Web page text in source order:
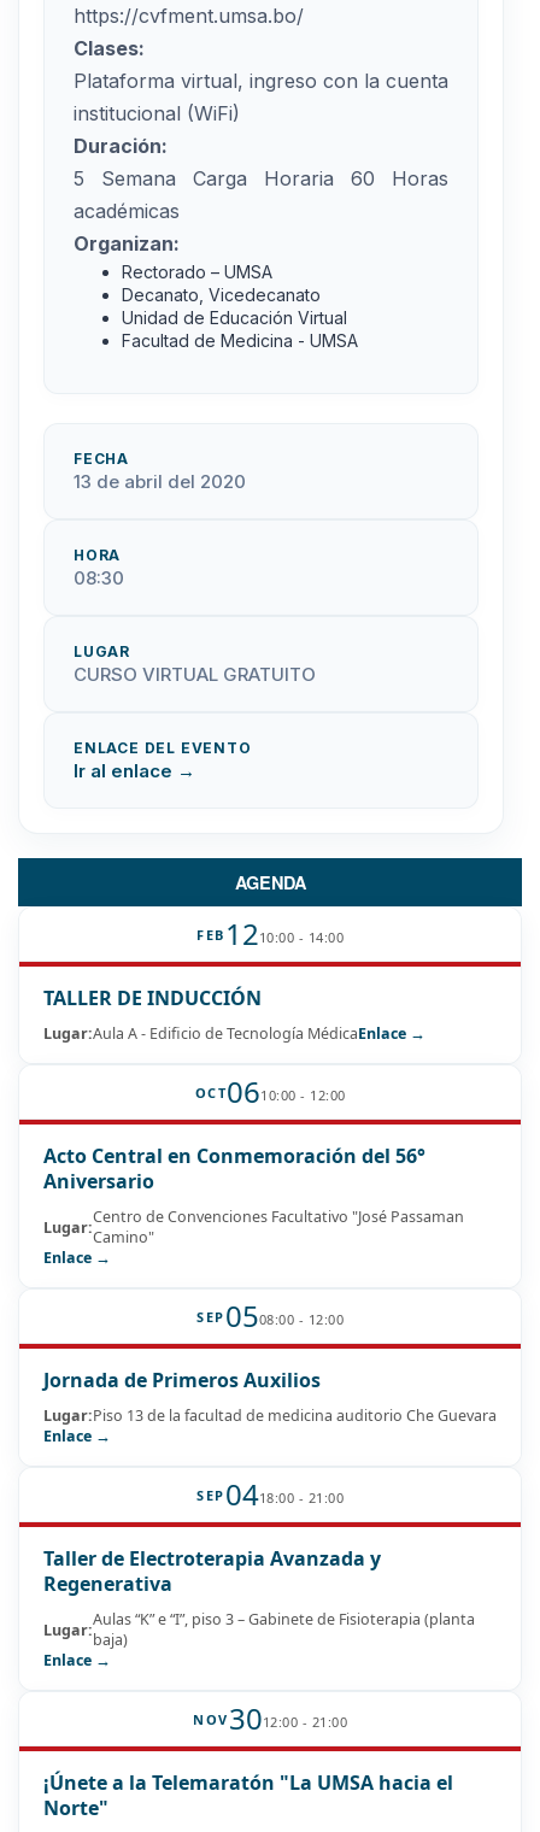
https://cvfment.umsa.bo/
Clases:
Plataforma virtual, ingreso con la cuenta
institucional (WiFi)
Duración:
5 Semana Carga Horaria 60 Horas
académicas
Organizan:
Rectorado – UMSA
Decanato, Vicedecanato
Unidad de Educación Virtual
Facultad de Medicina - UMSA
FECHA
13 de abril del 2020
HORA
08:30
LUGAR
CURSO VIRTUAL GRATUITO
ENLACE DEL EVENTO
Ir al enlace →
AGENDA
FEB 1210:00 - 14:00
TALLER DE INDUCCIÓN
Lugar:Aula A - Edificio de Tecnología MédicaEnlace →
OCT0610:00 - 12:00
Acto Central en Conmemoración del 56°
Aniversario
Lugar:Centro de Convenciones Facultativo "José Passaman
Camino"
Enlace →
SEP 0508:00 - 12:00
Jornada de Primeros Auxilios
Lugar:Piso 13 de la facultad de medicina auditorio Che Guevara
Enlace →
SEP 0418:00 - 21:00
Taller de Electroterapia Avanzada y
Regenerativa
Lugar:Aulas “K” e “I”, piso 3 – Gabinete de Fisioterapia (planta
baja)
Enlace →
NOV 3012:00 - 21:00
¡Únete a la Telemaratón "La UMSA hacia el
Norte"